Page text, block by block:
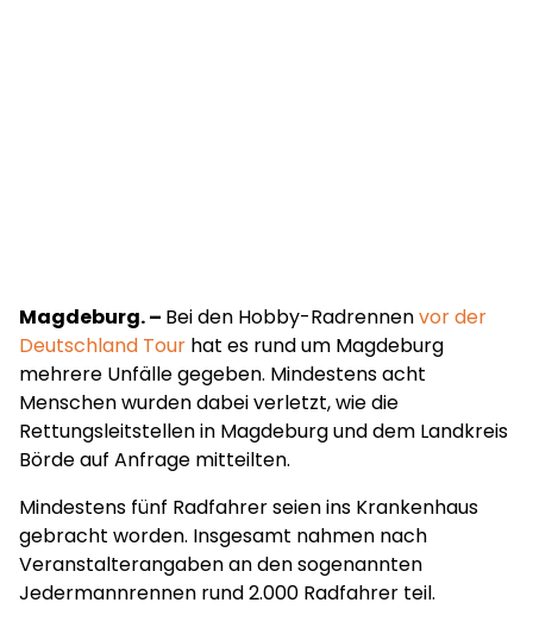
Magdeburg. – Bei den Hobby-Radrennenvor der
Deutschland Tour hat es rund um Magdeburg
mehrere Unfälle gegeben. Mindestens acht
Menschen wurden dabei verletzt, wie die
Rettungsleitstellen in Magdeburg und dem Landkreis
Börde auf Anfrage mitteilten.
Mindestens fünf Radfahrer seien ins Krankenhaus
gebracht worden. Insgesamt nahmen nach
Veranstalterangaben an den sogenannten
Jedermannrennen rund 2.000 Radfahrer teil.